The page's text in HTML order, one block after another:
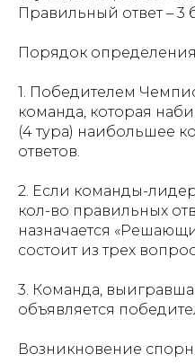
Правильный ответ – 3
Порядок
1. Победителем
команда, которая
(4 тура) наибольшее
ответов.
2. Если команды-
кол-во правильных
назначается
состоит из трех
3. Команда,
объявляется
Возникновение